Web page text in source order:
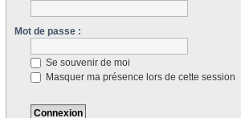
Mot de passe :
Se souvenir de moi
Masquer ma présence lors de cette session